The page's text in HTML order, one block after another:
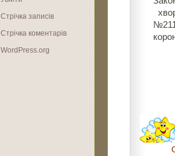
Стрічка записів
Стрічка коментарів
WordPress.org